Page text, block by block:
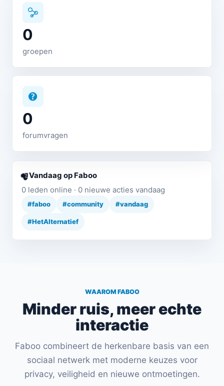
0
groepen
0
forumvragen
Vandaag op Faboo
0 leden online · 0 nieuwe acties vandaag
#faboo #community #vandaag
#HetAlternatief
WAAROM FABOO
Minder ruis, meer echte
interactie
Faboo combineert de herkenbare basis van een
sociaal netwerk met moderne keuzes voor
privacy, veiligheid en nieuwe ontmoetingen.